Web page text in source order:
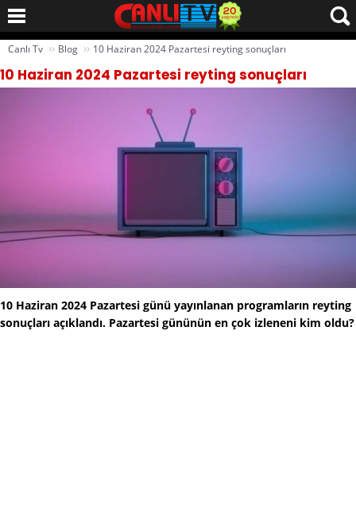
Canlı Tv ›› Blog ›› 10 Haziran 2024 Pazartesi reyting sonuçları
10 Haziran 2024 Pazartesi reyting sonuçları
10 Haziran 2024 Pazartesi günü yayınlanan programların reyting
sonuçları açıklandı. Pazartesi gününün en çok izleneni kim oldu?